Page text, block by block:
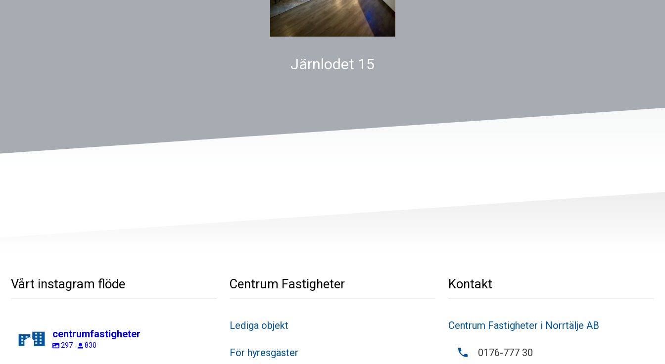
Järnlodet 15
Vårt instagram flöde
centrumfastigheter
297 830
Centrum Fastigheter
Lediga objekt
För hyresgäster
Kontakt
Centrum Fastigheter i Norrtälje AB
0176-777 30